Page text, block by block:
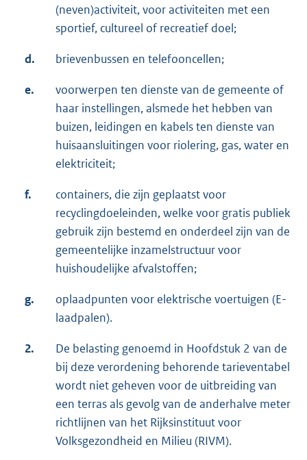
(neven)activiteit, voor activiteiten met een
sportief, cultureel of recreatief doel;
d. brievenbussen en telefooncellen;
e.
voorwerpen ten dienste van de gemeente of
haar instellingen, alsmede het hebben van
buizen, leidingen en kabels ten dienste van
huisaansluitingen voor riolering, gas, water en
elektriciteit;
f.
containers, die zijn geplaatst voor
recyclingdoeleinden, welke voor gratis publiek
gebruik zijn bestemd en onderdeel zijn van de
gemeentelijke inzamelstructuur voor
huishoudelijke afvalstoffen;
g.
oplaadpunten voor elektrische voertuigen (E-
laadpalen).
2.
De belasting genoemd in Hoofdstuk 2 van de
bij deze verordening behorende tarieventabel
wordt niet geheven voor de uitbreiding van
een terras als gevolg van de anderhalve meter
richtlijnen van het Rijksinstituut voor
Volksgezondheid en Milieu (RIVM).